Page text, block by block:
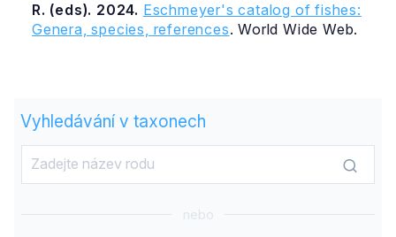
R. (eds). 2024. Eschmeyer's catalog of fishes:
Genera, species, references. World Wide Web.
Vyhledávání v taxonech
nebo